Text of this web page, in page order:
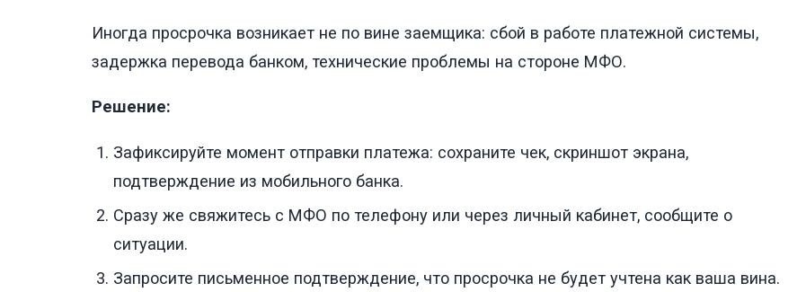
Иногда просрочка возникает не по вине заемщика: сбой в работе платежной системы,
задержка перевода банком, технические проблемы на стороне МФО.
Решение:
Зафиксируйте момент отправки платежа: сохраните чек, скриншот экрана,
подтверждение из мобильного банка.
Сразу же свяжитесь с МФО по телефону или через личный кабинет, сообщите о
ситуации.
Запросите письменное подтверждение, что просрочка не будет учтена как ваша вина.